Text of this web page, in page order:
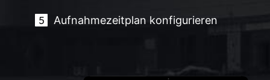
Aufnahmezeitplan konfigurieren